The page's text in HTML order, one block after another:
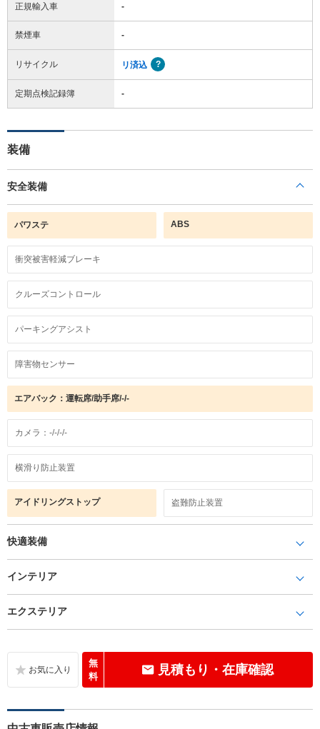
正規輸入車 -
禁煙車 -
リサイクル リ済込
定期点検記録簿 -
装備
安全装備
パワステ ABS
衝突被害軽減ブレーキ
クルーズコントロール
パーキングアシスト
障害物センサー
エアバック：運転席/助手席/-/-
カメラ：-/-/-/-
横滑り防止装置
アイドリングストップ 盗難防止装置
快適装備
インテリア
エクステリア
無
料
見積もり・在庫確認